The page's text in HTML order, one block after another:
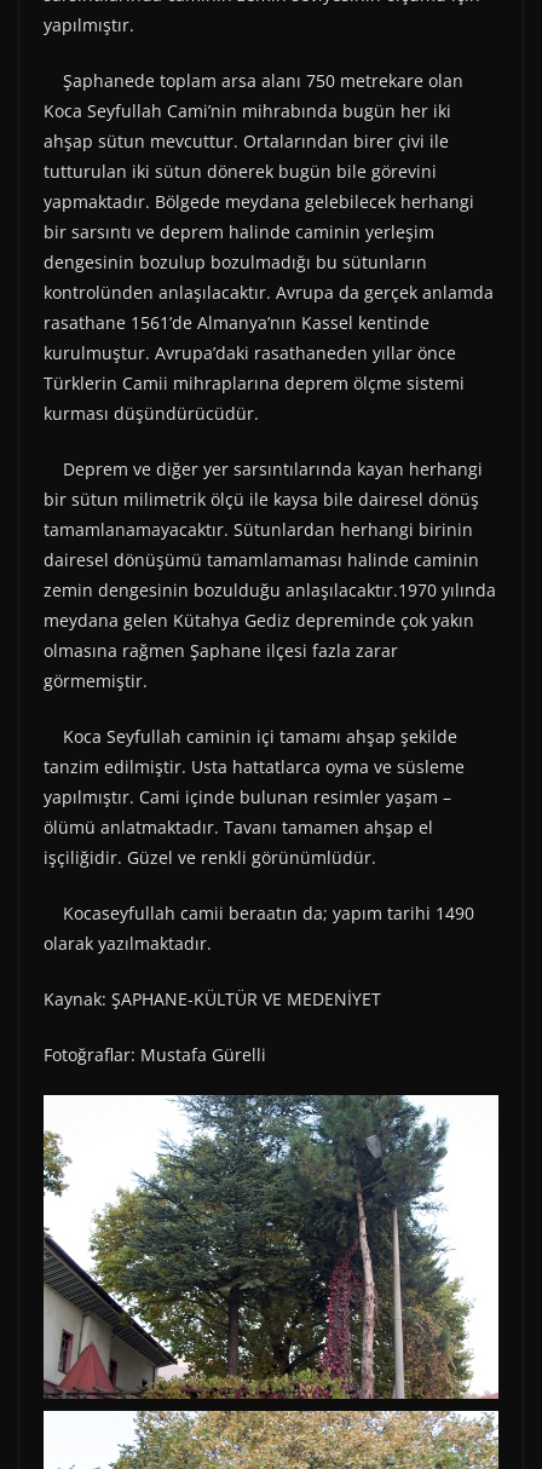
yapılmıştır.
Şaphanede toplam arsa alanı 750 metrekare olan
Koca Seyfullah Cami’nin mihrabında bugün her iki
ahşap sütun mevcuttur. Ortalarından birer çivi ile
tutturulan iki sütun dönerek bugün bile görevini
yapmaktadır. Bölgede meydana gelebilecek herhangi
bir sarsıntı ve deprem halinde caminin yerleşim
dengesinin bozulup bozulmadığı bu sütunların
kontrolünden anlaşılacaktır. Avrupa da gerçek anlamda
rasathane 1561’de Almanya’nın Kassel kentinde
kurulmuştur. Avrupa’daki rasathaneden yıllar önce
Türklerin Camii mihraplarına deprem ölçme sistemi
kurması düşündürücüdür.
Deprem ve diğer yer sarsıntılarında kayan herhangi
bir sütun milimetrik ölçü ile kaysa bile dairesel dönüş
tamamlanamayacaktır. Sütunlardan herhangi birinin
dairesel dönüşümü tamamlamaması halinde caminin
zemin dengesinin bozulduğu anlaşılacaktır.1970 yılında
meydana gelen Kütahya Gediz depreminde çok yakın
olmasına rağmen Şaphane ilçesi fazla zarar
görmemiştir.
Koca Seyfullah caminin içi tamamı ahşap şekilde
tanzim edilmiştir. Usta hattatlarca oyma ve süsleme
yapılmıştır. Cami içinde bulunan resimler yaşam –
ölümü anlatmaktadır. Tavanı tamamen ahşap el
işçiliğidir. Güzel ve renkli görünümlüdür.
Kocaseyfullah camii beraatın da; yapım tarihi 1490
olarak yazılmaktadır.
Kaynak: ŞAPHANE-KÜLTÜR VE MEDENİYET
Fotoğraflar: Mustafa Gürelli